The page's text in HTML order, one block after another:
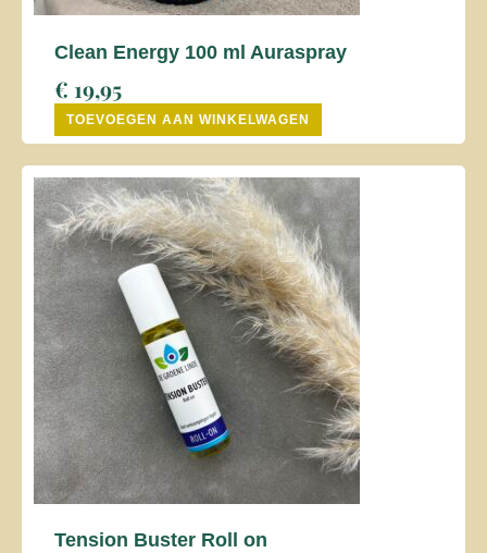
Clean Energy 100 ml Auraspray
€ 19,95
TOEVOEGEN AAN WINKELWAGEN
Tension Buster Roll on